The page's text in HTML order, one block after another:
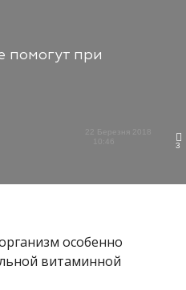
помогут при
22 Березня 2018
3
особенно
витаминной